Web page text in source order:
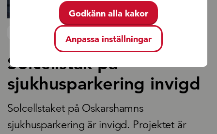
NYHET 2025-09-05
Solcellstak på
sjukhusparkering invigd
Solcellstaket på Oskarshamns
sjukhusparkering är invigd. Projektet är
Godkänn alla kakor
Anpassa inställningar